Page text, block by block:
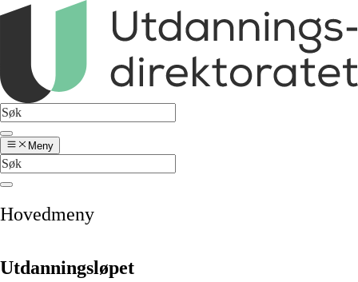
Meny
Hovedmeny
Utdanningsløpet